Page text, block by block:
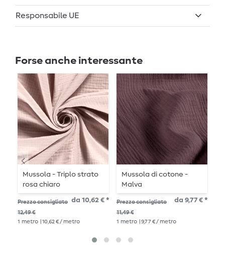
Responsabile UE
Forse anche interessante
Mussola - Triplo strato
rosa chiaro
Prezzo consigliato
12,49 €
da 10,62 € *
1 metro | 10,62 € / metro
Mussola di cotone -
Malva
Prezzo consigliato
11,49 €
da 9,77 € *
1 metro | 9,77 € / metro